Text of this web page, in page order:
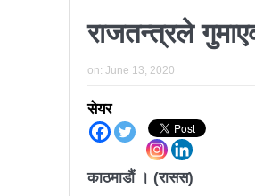
राजतन्त्रले
on: June 13, 2020
सेयर
काठमाडौं । (रासस)